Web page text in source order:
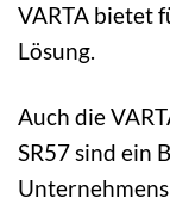
VARTA bietet
Lösung.
Auch die
SR57 sind ein